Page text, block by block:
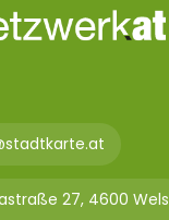
27, 4600 Wels